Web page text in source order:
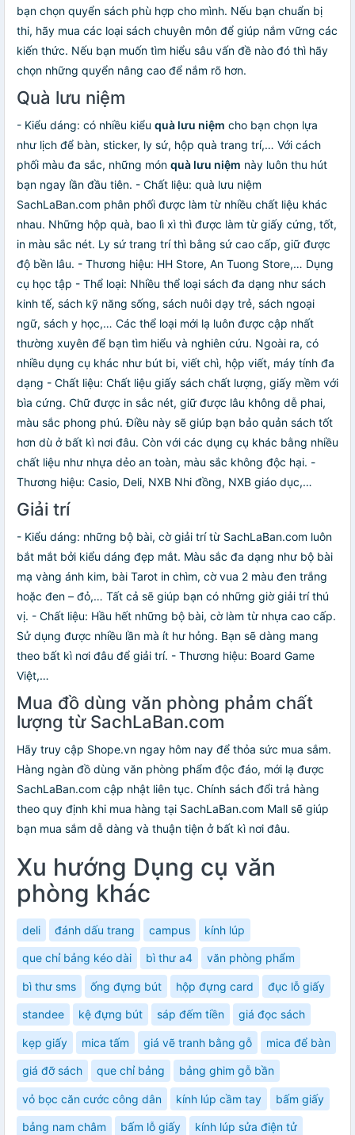
bạn chọn quyển sách phù hợp cho mình. Nếu bạn chuẩn bị
thi, hãy mua các loại sách chuyên môn để giúp nắm vững các
kiến thức. Nếu bạn muốn tìm hiểu sâu vấn đề nào đó thì hãy
chọn những quyển nâng cao để nắm rõ hơn.
Quà lưu niệm
- Kiểu dáng: có nhiều kiểu quà lưu niệm cho bạn chọn lựa
như lịch để bàn, sticker, ly sứ, hộp quà trang trí,… Với cách
phối màu đa sắc, những món quà lưu niệm này luôn thu hút
bạn ngay lần đầu tiên. - Chất liệu: quà lưu niệm
SachLaBan.com phân phối được làm từ nhiều chất liệu khác
nhau. Những hộp quà, bao lì xì thì được làm từ giấy cứng, tốt,
in màu sắc nét. Ly sứ trang trí thì bằng sứ cao cấp, giữ được
độ bền lâu. - Thương hiệu: HH Store, An Tuong Store,… Dụng
cụ học tập - Thể loại: Nhiều thể loại sách đa dạng như sách
kinh tế, sách kỹ năng sống, sách nuôi dạy trẻ, sách ngoại
ngữ, sách y học,… Các thể loại mới lạ luôn được cập nhất
thường xuyên để bạn tìm hiểu và nghiên cứu. Ngoài ra, có
nhiều dụng cụ khác như bút bi, viết chì, hộp viết, máy tính đa
dạng - Chất liệu: Chất liệu giấy sách chất lượng, giấy mềm với
bìa cứng. Chữ được in sắc nét, giữ được lâu không dễ phai,
màu sắc phong phú. Điều này sẽ giúp bạn bảo quản sách tốt
hơn dù ở bất kì nơi đâu. Còn với các dụng cụ khác bằng nhiều
chất liệu như nhựa dẻo an toàn, màu sắc không độc hại. -
Thương hiệu: Casio, Deli, NXB Nhi đồng, NXB giáo dục,…
Giải trí
- Kiểu dáng: những bộ bài, cờ giải trí từ SachLaBan.com luôn
bắt mắt bởi kiểu dáng đẹp mắt. Màu sắc đa dạng như bộ bài
mạ vàng ánh kim, bài Tarot in chìm, cờ vua 2 màu đen trắng
hoặc đen – đỏ,… Tất cả sẽ giúp bạn có những giờ giải trí thú
vị. - Chất liệu: Hầu hết những bộ bài, cờ làm từ nhựa cao cấp.
Sử dụng được nhiều lần mà ít hư hỏng. Bạn sẽ dàng mang
theo bất kì nơi đâu để giải trí. - Thương hiệu: Board Game
Việt,…
Mua đồ dùng văn phòng phảm chất
lượng từ SachLaBan.com
Hãy truy cập Shope.vn ngay hôm nay để thỏa sức mua sắm.
Hàng ngàn đồ dùng văn phòng phẩm độc đáo, mới lạ được
SachLaBan.com cập nhật liên tục. Chính sách đổi trả hàng
theo quy định khi mua hàng tại SachLaBan.com Mall sẽ giúp
bạn mua sắm dễ dàng và thuận tiện ở bất kì nơi đâu.
Xu hướng Dụng cụ văn
phòng khác
deli đánh dấu trang campus kính lúp
que chỉ bảng kéo dài bì thư a4 văn phòng phẩm
bì thư sms ống đựng bút hộp đựng card đục lỗ giấy
standee kệ đựng bút sáp đếm tiền giá đọc sách
kẹp giấy mica tấm giá vẽ tranh bằng gỗ mica để bàn
giá đỡ sách que chỉ bảng bảng ghim gỗ bần
vỏ bọc căn cước công dân kính lúp cầm tay bấm giấy
bảng nam châm bấm lỗ giấy kính lúp sửa điện tử